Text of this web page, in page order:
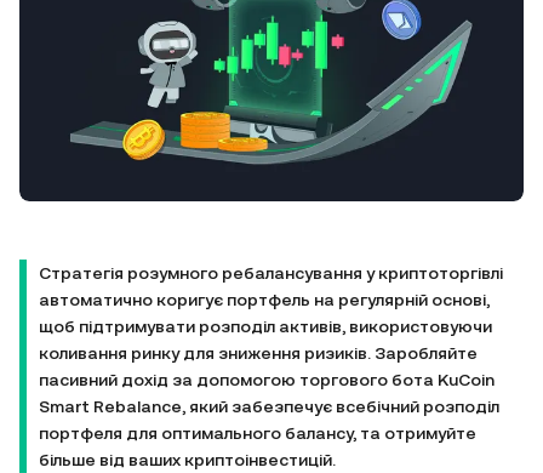
Стратегія розумного ребалансування у криптоторгівлі
автоматично коригує портфель на регулярній основі,
щоб підтримувати розподіл активів, використовуючи
коливання ринку для зниження ризиків. Заробляйте
пасивний дохід за допомогою торгового бота KuCoin
Smart Rebalance, який забезпечує всебічний розподіл
портфеля для оптимального балансу, та отримуйте
більше від ваших криптоінвестицій.